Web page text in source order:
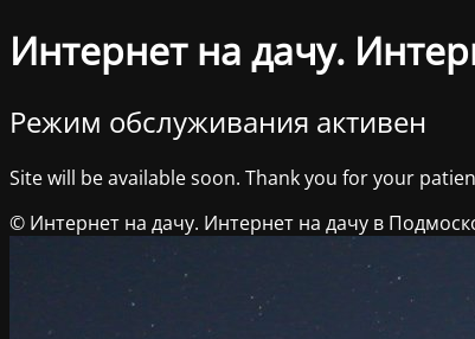
Интернет на дачу.
Режим обслуживания активен
Site will be available soon. Thank you for your
© Интернет на дачу. Интернет на дачу в